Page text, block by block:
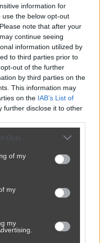
information for
the below opt-out
note that after your
continue seeing
information utilized by
to third parties prior to
out of the further
by third parties on the
This information may
on the IAB’s List of
further disclose it to other
Outs
of my
my
my
Udostępnij
we Wrocławiu.